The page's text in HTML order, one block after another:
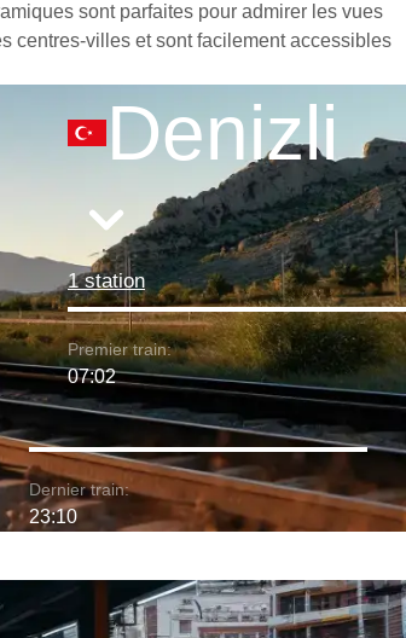
sont parfaites pour admirer les vues
centres-villes et sont facilement accessibles
Denizli
1 station
Premier train:
07:02
Dernier train:
23:10